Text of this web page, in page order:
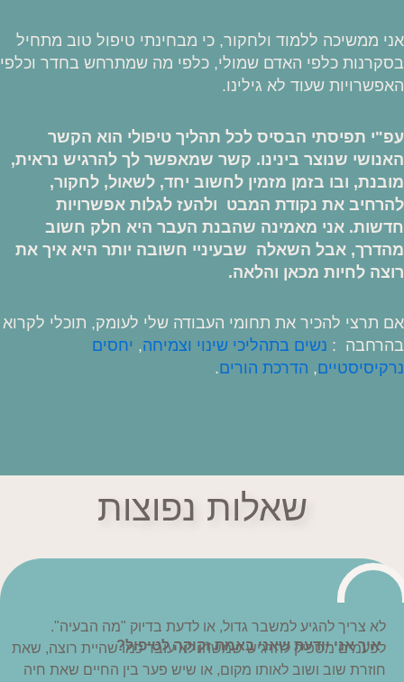
אני ממשיכה ללמוד ולחקור, כי מבחינתי טיפול טוב מתחיל
בסקרנות כלפי האדם שמולי, כלפי מה שמתרחש בחדר וכלפי
האפשרויות שעוד לא גילינו.
עפ"י תפיסתי הבסיס לכל תהליך טיפולי הוא הקשר
האנושי שנוצר בינינו. קשר שמאפשר לך להרגיש נראית,
מובנת, ובו בזמן מזמין לחשוב יחד, לשאול, לחקור,
להרחיב את נקודת המבט ולהעז לגלות אפשרויות
חדשות. אני מאמינה שהבנת העבר היא חלק חשוב
מהדרך, אבל השאלה שבעיניי חשובה יותר היא איך את
רוצה לחיות מכאן והלאה.
אם תרצי להכיר את תחומי העבודה שלי לעומק, תוכלי לקרוא
בהרחבה : נשים בתהליכי שינוי וצמיחה, יחסים
נרקיסיסטיים, הדרכת הורים.
שאלות נפוצות
איך אני יודעת שאני באמת זקוקה לטיפול?
לא צריך להגיע למשבר גדול, או לדעת בדיוק "מה הבעיה".
לפעמים מספיק להרגיש שמשהו לא עובד כמו שהיית רוצה, שאת
חוזרת שוב ושוב לאותו מקום, או שיש פער בין החיים שאת חיה